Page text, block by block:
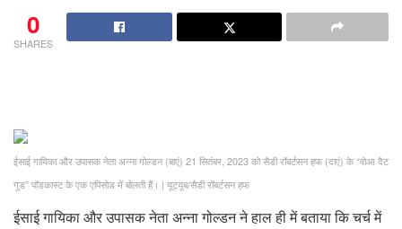
0
SHARES
ईसाई गायिका और उपासक नेता अन्ना गोल्डन (बाएं) 21 सितंबर, 2023 को सैडी रॉबर्टसन हफ (दाएं) के “वोआ दैट
गुड” पॉडकास्ट के एक एपिसोड में बोलती हैं। | यूट्यूब/सैडी रॉबर्टसन हफ
ईसाई गायिका और उपासक नेता अन्ना गोल्डन ने हाल ही में बताया कि चर्च में